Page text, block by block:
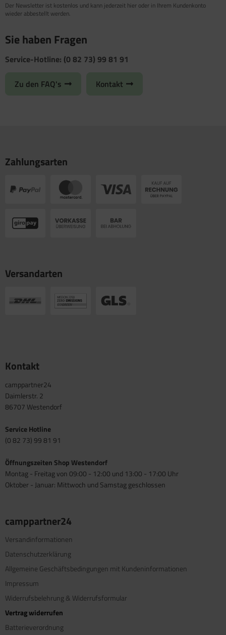
Der Newsletter ist kostenlos und kann jederzeit hier oder in Ihrem Kundenkonto
wieder abbestellt werden.
Sie haben Fragen
Service-Hotline: (0 82 73) 99 81 91
Zu den FAQ's Kontakt
Zahlungsarten
Versandarten
Kontakt
camppartner24
Daimlerstr. 2
86707 Westendorf
Service Hotline
(0 82 73) 99 81 91
Öffnungszeiten Shop Westendorf
Montag - Freitag von 09:00 - 12:00 und 13:00 - 17:00 Uhr
Oktober - Januar: Mittwoch und Samstag geschlossen
camppartner24
Versandinformationen
Datenschutzerklärung
Allgemeine Geschäftsbedingungen mit Kundeninformationen
Impressum
Widerrufsbelehrung & Widerrufsformular
Vertrag widerrufen
Batterieverordnung